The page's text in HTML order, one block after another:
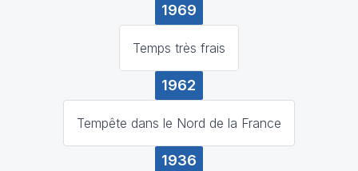
1969
Temps très frais
1962
Tempête dans le Nord de la France
1936